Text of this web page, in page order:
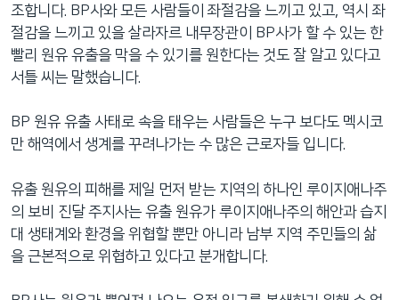
조합니다. BP사와 모든 사람들이 좌절감을 느끼고 있고, 역시 좌
절감을 느끼고 있을 살라자르 내무장관이 BP사가 할 수 있는 한
빨리 원유 유출을 막을 수 있기를 원한다는 것도 잘 알고 있다고
서틀 씨는 말했습니다.
BP 원유 유출 사태로 속을 태우는 사람들은 누구 보다도 멕시코
만 해역에서 생계를 꾸려나가는 수 많은 근로자들 입니다.
유출 원유의 피해를 제일 먼저 받는 지역의 하나인 루이지애나주
의 보비 진달 주지사는 유출 원유가 루이지애나주의 해안과 습지
대 생태계와 환경을 위협할 뿐만 아니라 남부 지역 주민들의 삶
을 근본적으로 위협하고 있다고 분개합니다.